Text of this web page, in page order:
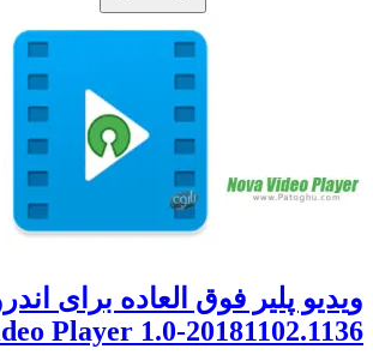
Player 1.0-20181102.1136